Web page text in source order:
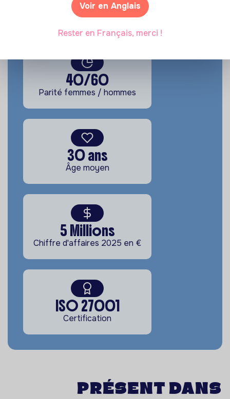
50
Nombre de salariés
40/60
Parité femmes / hommes
30 ans
Âge moyen
5 Millions
Chiffre d'affaires 2025 en €
ISO 27001
Certification
Présent dans
Voir en Anglais
Rester en Français, merci !